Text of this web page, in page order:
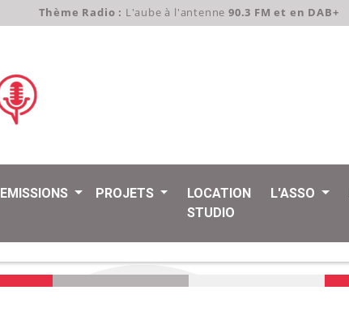
Thème Radio : L'aube à l'antenne 90.3 FM et en DAB+
EMISSIONS PROJETS
LOCATION
STUDIO
L'ASSO